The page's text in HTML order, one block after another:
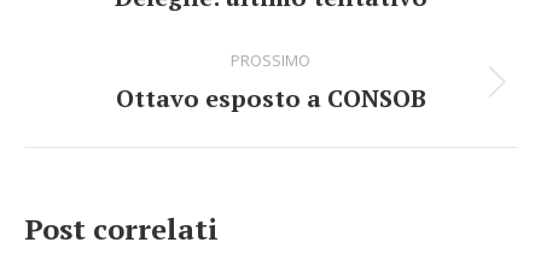
navigazionePROSSIMO
Numero
Ottavo esposto a CONSOB
Post correlati